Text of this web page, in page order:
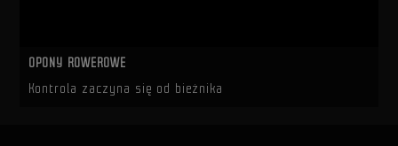
OPONY ROWEROWE
Kontrola zaczyna się od bieżnika